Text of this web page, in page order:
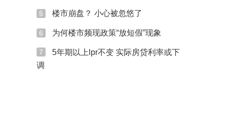
5 楼市崩盘？ 小心被忽悠了
6 为何楼市频现政策“放短假”现象
7
5年期以上lpr不变 实际房贷利率或下
调